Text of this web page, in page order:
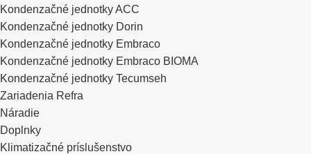
Kondenzačné jednotky ACC
Kondenzačné jednotky Dorin
Kondenzačné jednotky Embraco
Kondenzačné jednotky Embraco BIOMA
Kondenzačné jednotky Tecumseh
Zariadenia Refra
Náradie
Doplnky
Klimatizačné príslušenstvo